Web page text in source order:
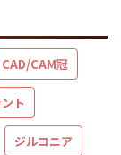
CAD/CAM冠
ト
ジルコニア